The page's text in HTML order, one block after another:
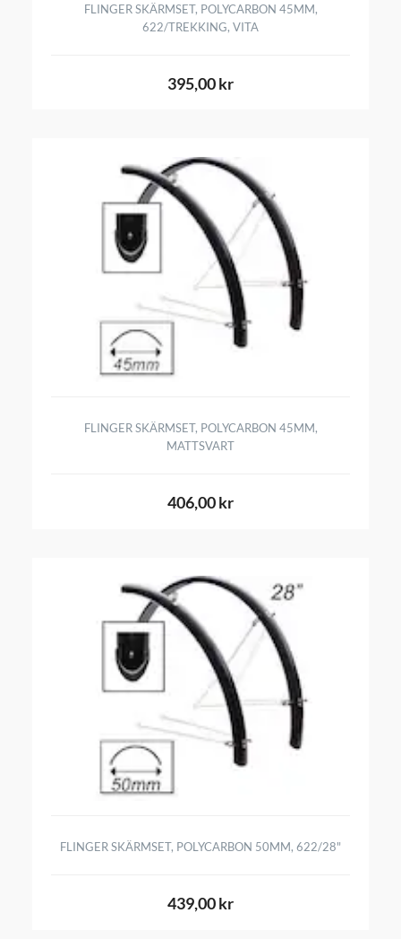
FLINGER SKÄRMSET, POLYCARBON 45MM,
622/TREKKING, VITA
395,00 kr
FLINGER SKÄRMSET, POLYCARBON 45MM,
MATTSVART
406,00 kr
FLINGER SKÄRMSET, POLYCARBON 50MM, 622/28"
439,00 kr